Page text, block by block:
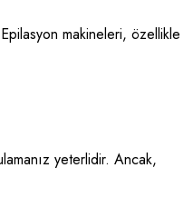
makineleri, özellikle
yeterlidir. Ancak,